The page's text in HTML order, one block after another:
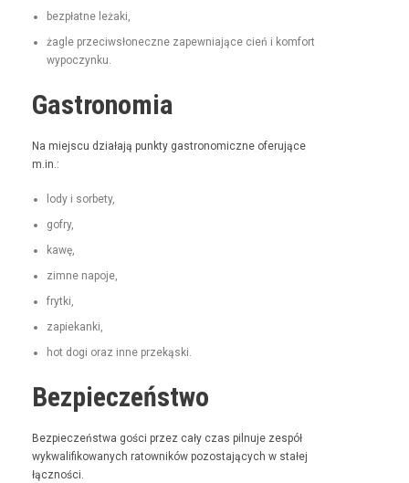
bezpłatne leża­ki,
żagle prze­ci­wsłoneczne zapew­ni­a­jące cień i kom­fort
wypoczynku.
Gastronomia
Na miejs­cu dzi­ała­ją punk­ty gas­tro­nom­iczne ofer­u­jące
m.in.:
lody i sorbety,
gofry,
kawę,
zimne napo­je,
fry­t­ki,
zapiekan­ki,
hot dogi oraz inne przekąski.
Bezpieczeństwo
Bez­pieczeńst­wa goś­ci przez cały czas pil­nu­je zespół
wyk­wal­i­fikowanych ratown­ików pozosta­ją­cych w stałej
łączności.